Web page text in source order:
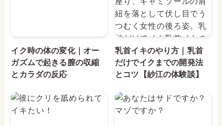
イク時の体の変化｜オー
ガズムで起きる膣の収縮
とカラダの反応
乳首イキのやり方｜乳首
だけでイクまでの開発法
とコツ【紗江の体験談】